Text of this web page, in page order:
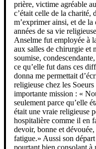
prière, victime agréable
c’était celle de la charité,
m’exprimer ainsi, et de
années de sa vie
Anselme fut employée à
aux salles de chirurgie et
soumise,
ce qu’elle fut dans ces
donna me permettait
religieuse chez les
importante mission : «
seulement parce qu’elle
était une vraie religieuse
hospitalière comme il en
devoir, bonne et
fatigue.» Aussi son
pourtant bien consolant